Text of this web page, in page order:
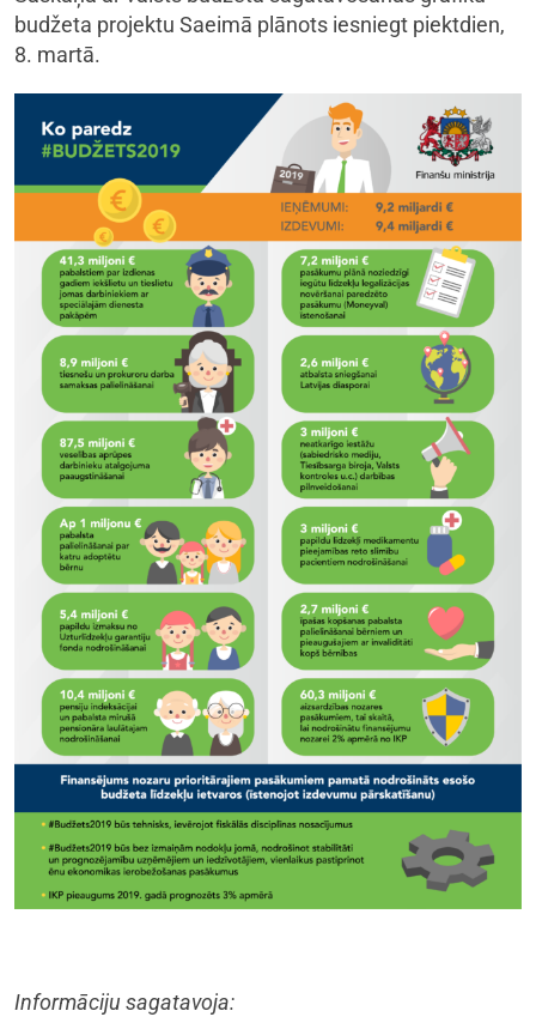
budžeta projektu Saeimā plānots iesniegt piektdien,
8. martā.
Informāciju sagatavoja: